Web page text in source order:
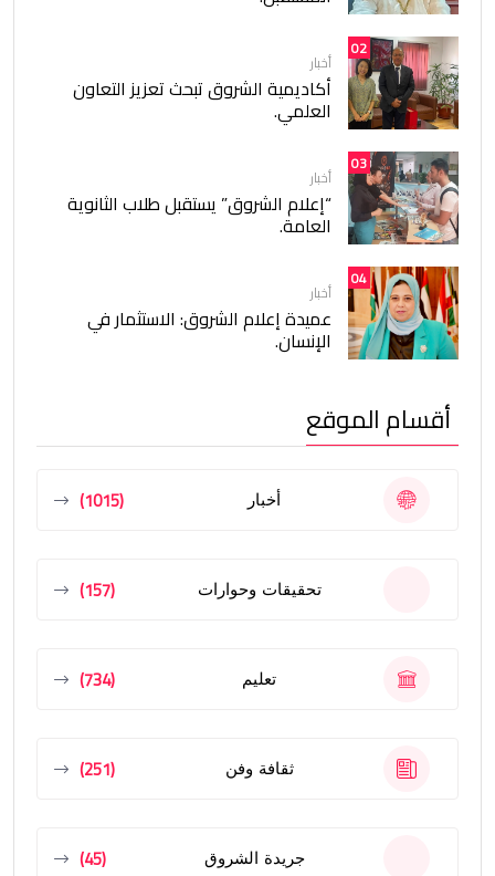
02
أخبار
أكاديمية الشروق تبحث تعزيز التعاون
العلمي.
03
أخبار
“إعلام الشروق” يستقبل طلاب الثانوية
العامة.
04
أخبار
عميدة إعلام الشروق: الاستثمار في
الإنسان.
أقسام الموقع
أخبار (1015)
تحقيقات وحوارات (157)
تعليم (734)
ثقافة وفن (251)
جريدة الشروق (45)